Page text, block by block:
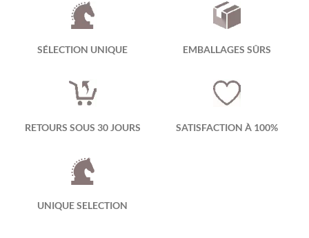
SÉLECTION UNIQUE EMBALLAGES SÛRS
RETOURS SOUS 30 JOURS SATISFACTION À 100%
UNIQUE SELECTION